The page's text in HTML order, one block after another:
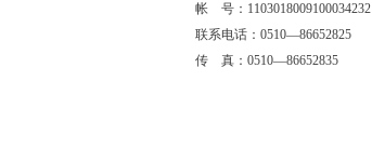
帐 号：1103018009100034232
联系电话：0510—86652825
传 真：0510—86652835